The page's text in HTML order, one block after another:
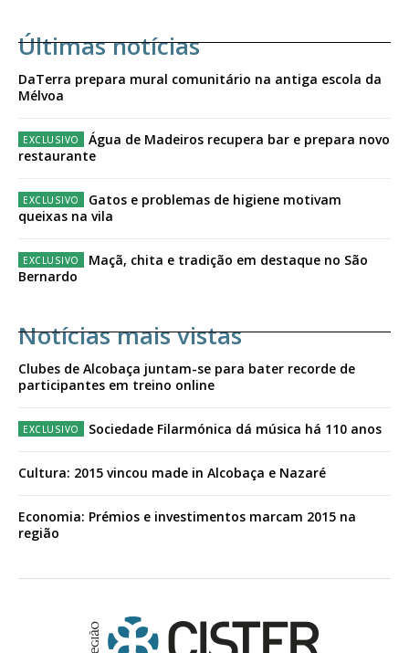
Últimas notícias
DaTerra prepara mural comunitário na antiga escola da
Mélvoa
Água de Madeiros recupera bar e prepara novo
restaurante
Gatos e problemas de higiene motivam
queixas na vila
Maçã, chita e tradição em destaque no São
Bernardo
Notícias mais vistas
Clubes de Alcobaça juntam-se para bater recorde de
participantes em treino online
Sociedade Filarmónica dá música há 110 anos
Cultura: 2015 vincou made in Alcobaça e Nazaré
Economia: Prémios e investimentos marcam 2015 na
região